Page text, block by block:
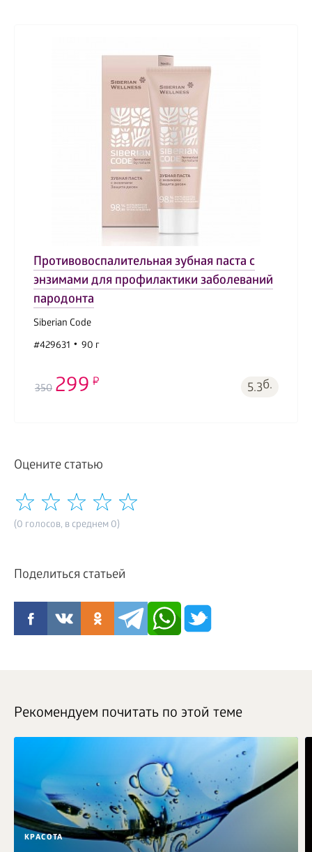
Противовоспалительная зубная паста с
энзимами для профилактики заболеваний
пародонта
Siberian Code
#429631
90 г
350 299 5.3б.
Оцените статью
(0 голосов, в среднем 0)
Поделиться статьей
Рекомендуем почитать по этой теме
КРАСОТА